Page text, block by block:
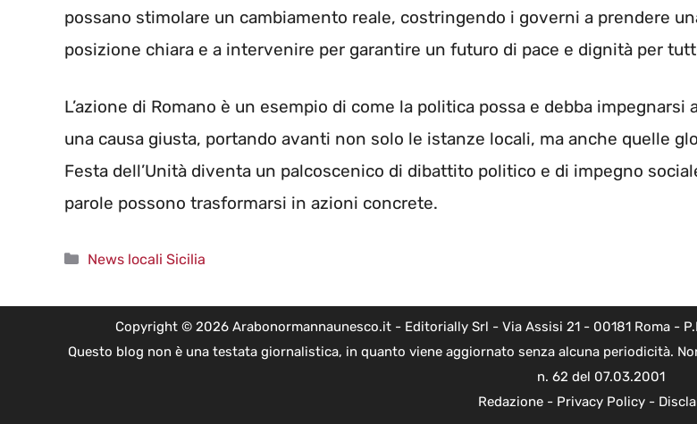
possano stimolare un cambiamento reale, costringendo i governi a prendere
posizione chiara e a intervenire per garantire un futuro di pace e dignità per
L’azione di Romano è un esempio di come la politica possa e debba impegnarsi
una causa giusta, portando avanti non solo le istanze locali, ma anche quelle
Festa dell’Unità diventa un palcoscenico di dibattito politico e di impegno
parole possono trasformarsi in azioni concrete.
Categorie
News locali Sicilia
Copyright © 2026 Arabonormannaunesco.it - Editorially Srl - Via Assisi 21 - 00181 Roma -
Questo blog non è una testata giornalistica, in quanto viene aggiornato senza alcuna periodicità.
n. 62 del 07.03.2001
Redazione- Privacy Policy-